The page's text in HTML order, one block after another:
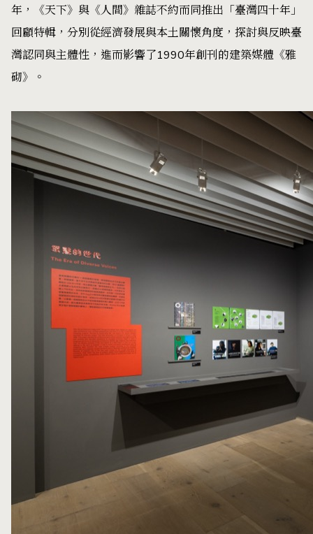
年，《天下》與《人間》雜誌不約而同推出「臺灣四十年」
回顧特輯，分別從經濟發展與本土關懷角度，探討與反映臺
灣認同與主體性，進而影響了1990年創刊的建築媒體《雅
砌》。